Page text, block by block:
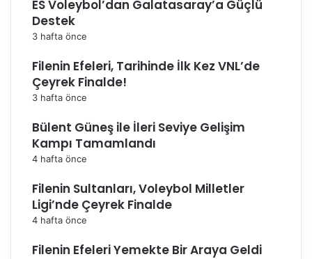
ES Voleybol’dan Galatasaray’a Güçlü
Destek
3 hafta önce
Filenin Efeleri, Tarihinde İlk Kez VNL’de
Çeyrek Finalde!
3 hafta önce
Bülent Güneş ile İleri Seviye Gelişim
Kampı Tamamlandı
4 hafta önce
Filenin Sultanları, Voleybol Milletler
Ligi’nde Çeyrek Finalde
4 hafta önce
Filenin Efeleri Yemekte Bir Araya Geldi